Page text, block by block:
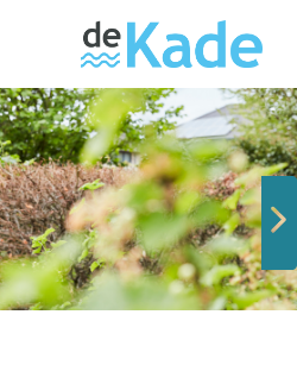
Volgende